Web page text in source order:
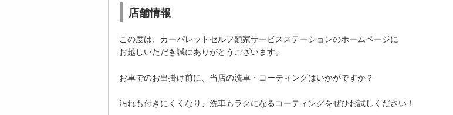
店舗情報
この度は、カーパレットセルフ類家サービスステーションのホームページに
お越しいただき誠にありがとうございます。
お車でのお出掛け前に、当店の洗車・コーティングはいかがですか？
汚れも付きにくくなり、洗車もラクになるコーティングをぜひお試しください！